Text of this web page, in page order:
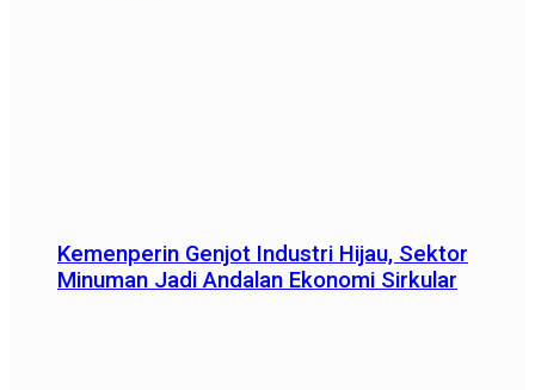
Kemenperin Genjot Industri Hijau, Sektor
Minuman Jadi Andalan Ekonomi Sirkular